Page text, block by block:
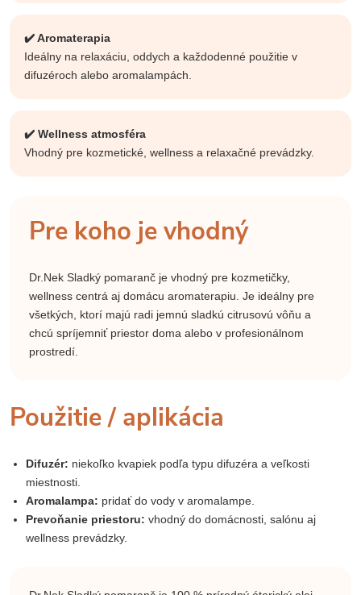
✔️ Aromaterapia
Ideálny na relaxáciu, oddych a každodenné použitie v
difuzéroch alebo aromalampách.
✔️ Wellness atmosféra
Vhodný pre kozmetické, wellness a relaxačné prevádzky.
Pre koho je vhodný
Dr.Nek Sladký pomaranč je vhodný pre kozmetičky,
wellness centrá aj domácu aromaterapiu. Je ideálny pre
všetkých, ktorí majú radi jemnú sladkú citrusovú vôňu a
chcú spríjemniť priestor doma alebo v profesionálnom
prostredí.
Použitie / aplikácia
Difuzér: niekoľko kvapiek podľa typu difuzéra a veľkosti
miestnosti.
Aromalampa: pridať do vody v aromalampe.
Prevoňanie priestoru: vhodný do domácnosti, salónu aj
wellness prevádzky.